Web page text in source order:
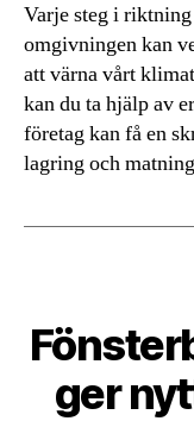
Varje steg i
omgivningen kan
att värna vårt
kan du ta hjälp av
företag kan få en
lagring och
ger